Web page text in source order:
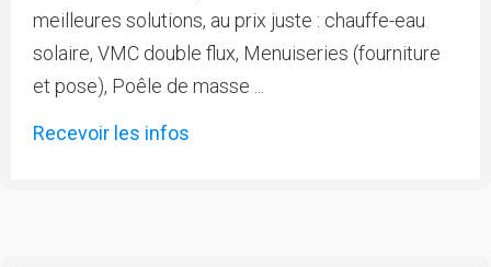
meilleures solutions, au prix juste : chauffe-eau
solaire, VMC double flux, Menuiseries (fourniture
et pose), Poêle de masse ...
Recevoir les infos